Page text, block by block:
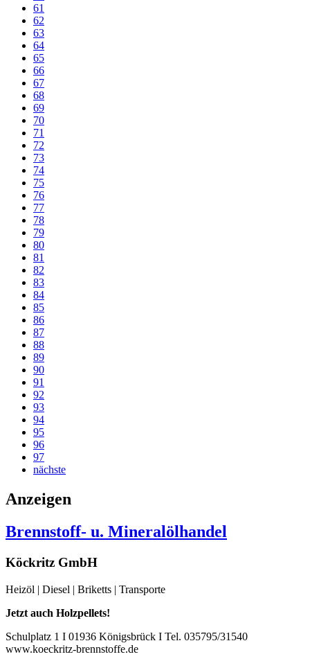
61
62
63
64
65
66
67
68
69
70
71
72
73
74
75
76
77
78
79
80
81
82
83
84
85
86
87
88
89
90
91
92
93
94
95
96
97
nächste
Anzeigen
Brennstoff- u. Mineralölhandel
Köckritz GmbH
Heizöl | Diesel | Briketts | Transporte
Jetzt auch Holzpellets!
Schulplatz 1 I 01936 Königsbrück I Tel. 035795/31540
www.koeckritz-brennstoffe.de